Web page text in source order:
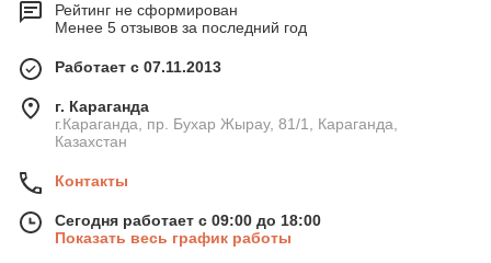
Рейтинг не сформирован
Менее 5 отзывов за последний год
Работает с 07.11.2013
г. Караганда
г.Караганда, пр. Бухар Жырау, 81/1, Караганда,
Казахстан
Контакты
Сегодня работает с 09:00 до 18:00
Показать весь график работы